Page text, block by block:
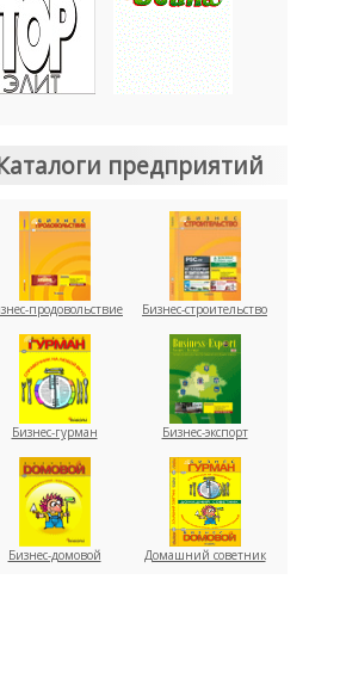
предприятий
продовольствие Бизнес-строительство
Бизнес-гурман Бизнес-экспорт
Бизнес-домовой Домашний советник